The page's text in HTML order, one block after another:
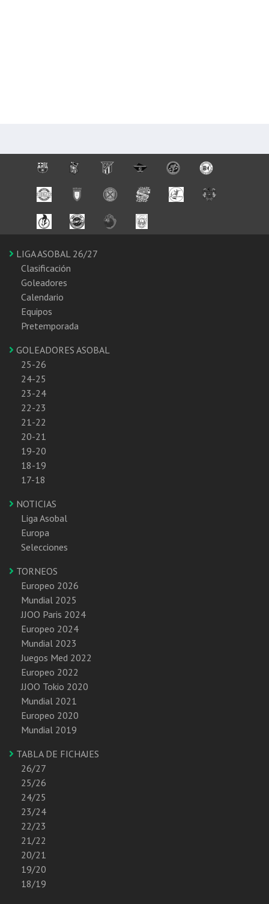
LIGA ASOBAL 26/27
Clasificación
Goleadores
Calendario
Equipos
Pretemporada
GOLEADORES ASOBAL
25-26
24-25
23-24
22-23
21-22
20-21
19-20
18-19
17-18
NOTICIAS
Liga Asobal
Europa
Selecciones
TORNEOS
Europeo 2026
Mundial 2025
JJOO Paris 2024
Europeo 2024
Mundial 2023
Juegos Med 2022
Europeo 2022
JJOO Tokio 2020
Mundial 2021
Europeo 2020
Mundial 2019
TABLA DE FICHAJES
26/27
25/26
24/25
23/24
22/23
21/22
20/21
19/20
18/19